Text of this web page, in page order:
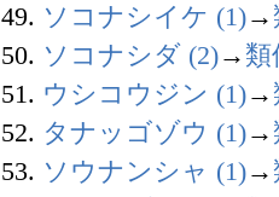
49. ソコナシイケ (1)→
50. ソコナシダ (2)→ 類
51. ウシコウジン (1)→
52. タナッゴゾウ (1)→
53. ソウナンシャ (1)→